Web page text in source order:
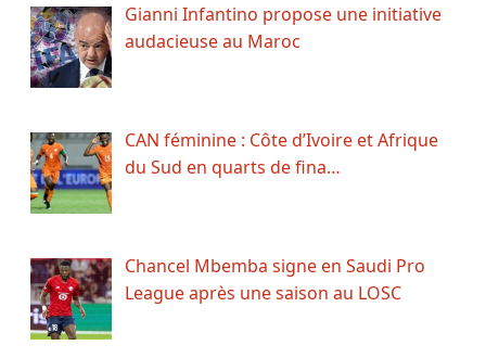
Gianni Infantino propose une initiative
audacieuse au Maroc
CAN féminine : Côte d’Ivoire et Afrique
du Sud en quarts de fina…
Chancel Mbemba signe en Saudi Pro
League après une saison au LOSC